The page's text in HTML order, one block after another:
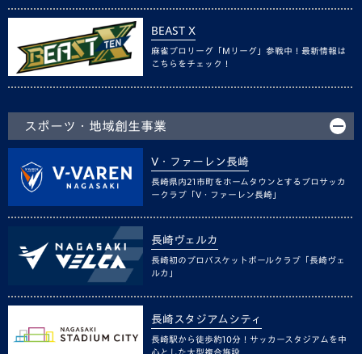
BEAST X
麻雀プロリーグ「Mリーグ」参戦中！最新情報は
こちらをチェック！
スポーツ・地域創生事業
V・ファーレン長崎
長崎県内21市町をホームタウンとするプロサッカ
ークラブ「V・ファーレン長崎」
長崎ヴェルカ
長崎初のプロバスケットボールクラブ「長崎ヴェ
ルカ」
長崎スタジアムシティ
長崎駅から徒歩約10分！サッカースタジアムを中
心とした大型複合施設